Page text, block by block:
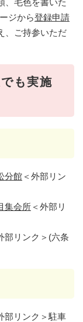
ジから登録申請
、ご持参いただ
も実施
分館 ＜外部リン
集会所 ＜外部リ
部リンク＞ (六条
部リンク＞ 駐車